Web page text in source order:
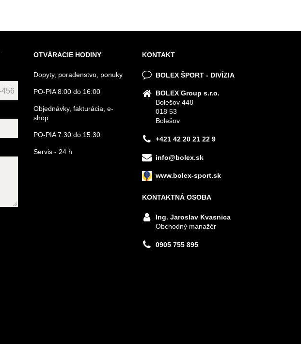
OTVÁRACIE HODINY
Dopyty, poradenstvo, ponuky
PO-PIA 8:00 do 16:00
Objednávky, fakturácia, e-
shop
PO-PIA 7:30 do 15:30
Servis - 24 h
KONTAKT
BOLEX ŠPORT - DIVÍZIA
BOLEX Group s.r.o.
Bolešov 448
018 53
Bolešov
+421 42 20 21 22 9
info@bolex.sk
www.bolex-sport.sk
KONTAKTNÁ OSOBA
Ing. Jaroslav Kvasnica
Obchodný manažér
0905 755 895